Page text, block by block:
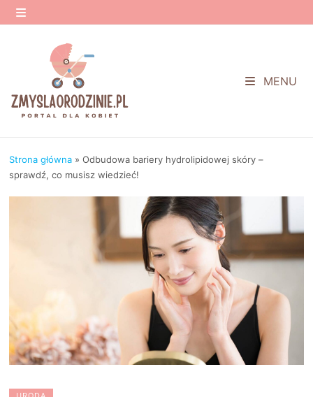
Przejdź
do
MENU
MENU
Strona główna »Odbudowa bariery hydrolipidowej skóry –
sprawdź, co musisz wiedzieć!